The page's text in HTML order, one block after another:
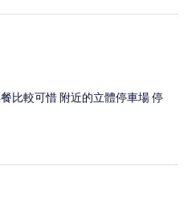
比較可惜 附近的立體停車場 停